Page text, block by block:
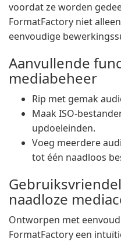
voordat ze worden
FormatFactory niet
eenvoudige
Aanvullende
mediabeheer
Rip met gemak
Maak ISO-
updoeleinden.
Voeg meerdere
tot één naadloos
naadloze
Ontworpen met
FormatFactory een